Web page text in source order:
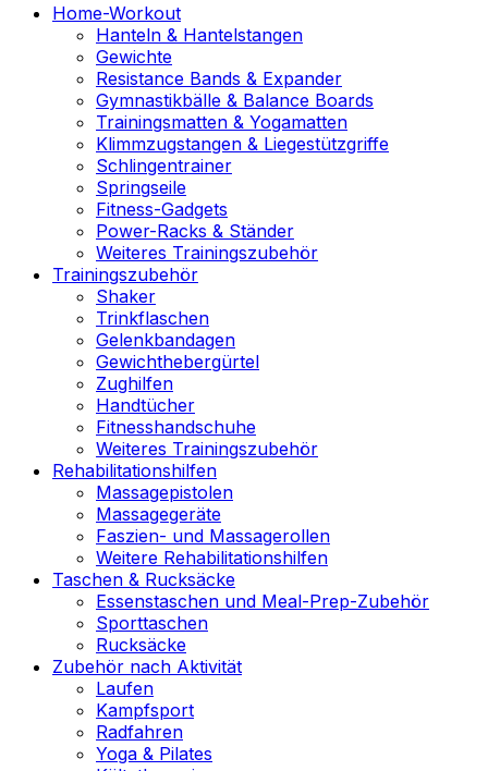
Home-Workout
Hanteln & Hantelstangen
Gewichte
Resistance Bands & Expander
Gymnastikbälle & Balance Boards
Trainingsmatten & Yogamatten
Klimmzugstangen & Liegestützgriffe
Schlingentrainer
Springseile
Fitness-Gadgets
Power-Racks & Ständer
Weiteres Trainingszubehör
Trainingszubehör
Shaker
Trinkflaschen
Gelenkbandagen
Gewichthebergürtel
Zughilfen
Handtücher
Fitnesshandschuhe
Weiteres Trainingszubehör
Rehabilitationshilfen
Massagepistolen
Massagegeräte
Faszien- und Massagerollen
Weitere Rehabilitationshilfen
Taschen & Rucksäcke
Essenstaschen und Meal-Prep-Zubehör
Sporttaschen
Rucksäcke
Zubehör nach Aktivität
Laufen
Kampfsport
Radfahren
Yoga & Pilates